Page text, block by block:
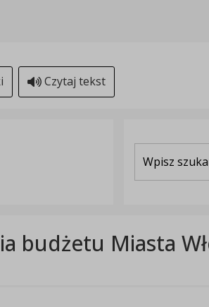
Czytaj tekst
budżetu Miasta